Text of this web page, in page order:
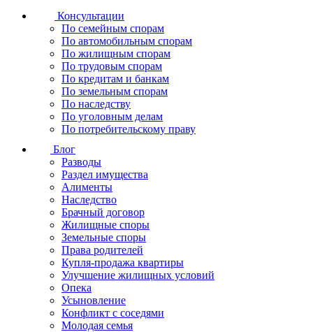
Консультации
По семейным спорам
По автомобильным спорам
По жилищным спорам
По трудовым спорам
По кредитам и банкам
По земельным спорам
По наследству
По уголовным делам
По потребительскому праву
Блог
Разводы
Раздел имущества
Алименты
Наследство
Брачный договор
Жилищные споры
Земельные споры
Права родителей
Купля-продажа квартиры
Улучшение жилищных условий
Опека
Усыновление
Конфликт с соседями
Молодая семья